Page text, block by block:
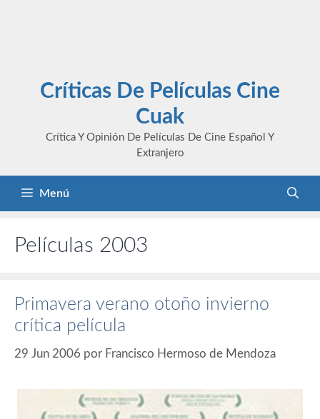
Críticas De Películas Cine
Cuak
Crítica Y Opinión De Películas De Cine Español Y
Extranjero
Menú
Películas 2003
Primavera verano otoño invierno
crítica película
29 Jun 2006 por Francisco Hermoso de Mendoza